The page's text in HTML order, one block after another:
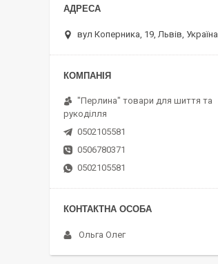
вул Коперника, 19, Львів, Україна
"Перлина" товари для шиття та
рукоділля
0502105581
0506780371
0502105581
Ольга Олег